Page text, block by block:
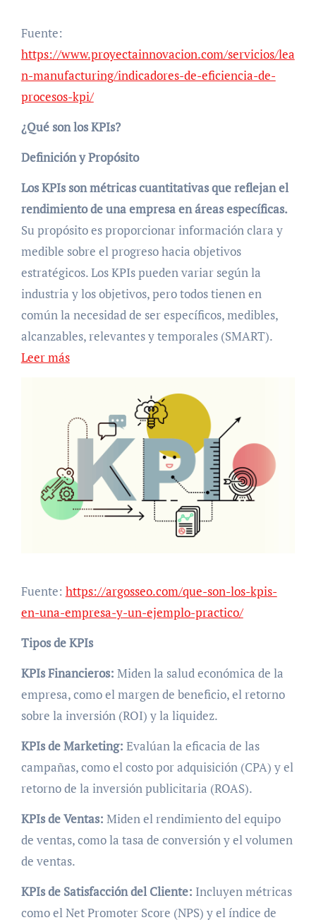
Fuente:
https://www.proyectainnovacion.com/servicios/lea
n-manufacturing/indicadores-de-eficiencia-de-
procesos-kpi/
¿Qué son los KPIs?
Definición y Propósito
Los KPIs son métricas cuantitativas que reflejan el
rendimiento de una empresa en áreas específicas.
Su propósito es proporcionar información clara y
medible sobre el progreso hacia objetivos
estratégicos. Los KPIs pueden variar según la
industria y los objetivos, pero todos tienen en
común la necesidad de ser específicos, medibles,
alcanzables, relevantes y temporales (SMART).
Leer más
Fuente: https://argosseo.com/que-son-los-kpis-
en-una-empresa-y-un-ejemplo-practico/
Tipos de KPIs
KPIs Financieros: Miden la salud económica de la
empresa, como el margen de beneficio, el retorno
sobre la inversión (ROI) y la liquidez.
KPIs de Marketing: Evalúan la eficacia de las
campañas, como el costo por adquisición (CPA) y el
retorno de la inversión publicitaria (ROAS).
KPIs de Ventas: Miden el rendimiento del equipo
de ventas, como la tasa de conversión y el volumen
de ventas.
KPIs de Satisfacción del Cliente: Incluyen métricas
como el Net Promoter Score (NPS) y el índice de